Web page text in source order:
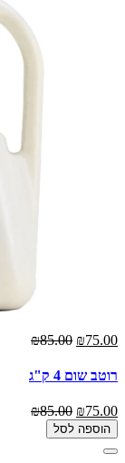
₪75.00
₪85.00
רוטב שום 4 ק"ג
₪75.00
₪85.00
הוספה לסל